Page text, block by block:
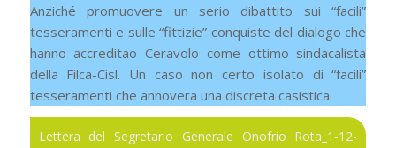
Anziché promuovere un serio dibattito sui “facili”
tesseramenti e sulle “fittizie” conquiste del dialogo che
hanno accreditao Ceravolo come ottimo sindacalista
della Filca-Cisl. Un caso non certo isolato di “facili”
tesseramenti che annovera una discreta casistica.
Lettera del Segretario Generale Onofrio Rota_1-12-